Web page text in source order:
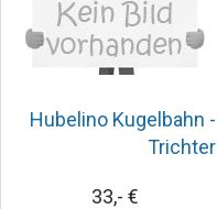
Hubelino Kugelbahn -
Trichter
33,- €